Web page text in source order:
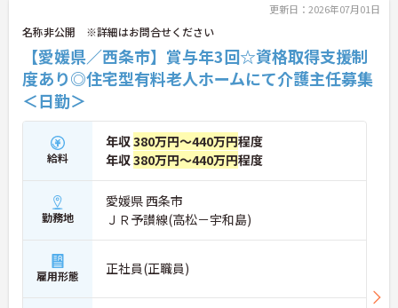
更新日：2026年07月01日
名称非公開 ※詳細はお問合せください
【愛媛県／西条市】賞与年3回☆資格取得支援制
度あり◎住宅型有料老人ホームにて介護主任募集
＜日勤＞
給料
年収380万円～440万円程度
年収380万円～440万円程度
勤務地
愛媛県 西条市
ＪＲ予讃線(高松－宇和島)
雇用形態 正社員(正職員)